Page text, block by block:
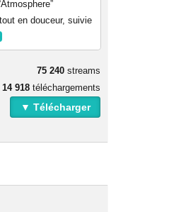
en douceur, suivie
75 240 streams
14 918 téléchargements
▼ Télécharger